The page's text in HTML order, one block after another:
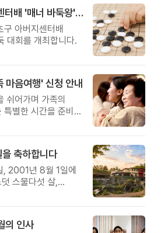
제3회 서초구 아버지센터배 '매너 바둑왕' 대회
아버지센터배
대회를 개최합니다.
마음여행' 신청 안내
쉬어가며 가족의
별한 시간을 준비해
축하합니다
2001년 8월 1일에
스물다섯 살,
의 인사